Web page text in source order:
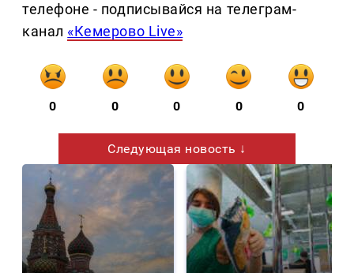
телефоне - подписывайся на телеграм-
канал «Кемерово Live»
0 0 0 0 0
Следующая новость ↓